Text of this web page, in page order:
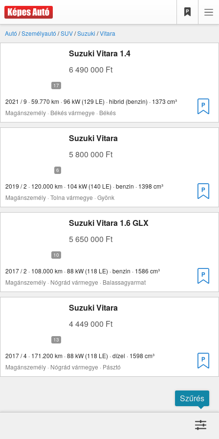
Autó /Személyautó /SUV/Suzuki /Vitara
Suzuki Vitara 1.4
6 490 000 Ft
2021 / 9 · 59.770 km · 96 kW (129 LE) · hibrid (benzin) · 1373 cm³
Magánszemély · Békés vármegye · Békés
Suzuki Vitara
5 800 000 Ft
2019 / 2 · 120.000 km · 104 kW (140 LE) · benzin · 1398 cm³
Magánszemély · Tolna vármegye · Gyönk
Suzuki Vitara 1.6 GLX
5 650 000 Ft
2017 / 2 · 108.000 km · 88 kW (118 LE) · benzin · 1586 cm³
Magánszemély · Nógrád vármegye · Balassagyarmat
Suzuki Vitara
4 449 000 Ft
2017 / 4 · 171.200 km · 88 kW (118 LE) · dízel · 1598 cm³
Magánszemély · Nógrád vármegye · Pásztó
Szűrés